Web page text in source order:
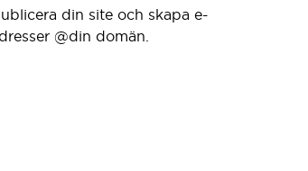
din site och skapa e-
@din domän.